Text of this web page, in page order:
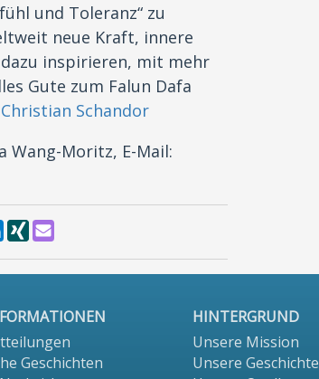
und Toleranz“ zu
neue Kraft, innere
dazu inspirieren, mit mehr
Gute zum Falun Dafa
Schandor
Moritz, E-Mail:
Geschichten
HINTERGRUND
Unsere Mission
Unsere Geschichte